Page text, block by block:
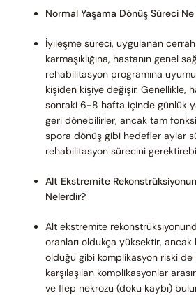
Normal Yaşama Dönüş Süreci
İyileşme süreci, uygulanan
karmaşıklığına, hastanın genel
rehabilitasyon programına
kişiden kişiye değişir. Genellikle,
sonraki 6-8 hafta içinde günlük
geri dönebilirler, ancak tam
spora dönüş gibi hedefler aylar
rehabilitasyon sürecini
Alt Ekstremite
Nelerdir?
Alt ekstremite
oranları oldukça yüksektir,
olduğu gibi komplikasyon riski de
karşılaşılan komplikasyonlar
ve flep nekrozu (doku kaybı)